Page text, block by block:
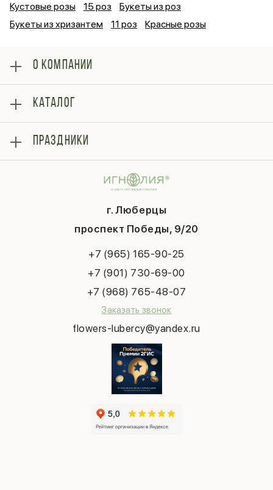
Кустовые розы
15 роз
Букеты из роз
Букеты из хризантем
11 роз Красные розы
г. Люберцы
проспект Победы, 9/20
+7 (965) 165-90-25
+7 (901) 730-69-00
+7 (968) 765-48-07
Заказать звонок
flowers-lubercy@yandex.ru
О КОМПАНИИ
Оплата
Отзывы
Блог
Гарантии
Контакты
Публичная оферта
КАТАЛОГ
Букеты
Композиции
ПРАЗДНИКИ
Последний звонок